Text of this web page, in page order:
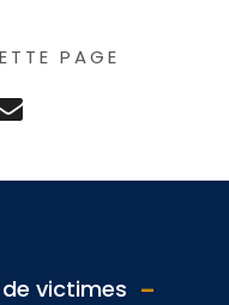
PAGE
victimes